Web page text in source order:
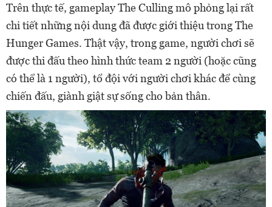
Trên thực tế, gameplay The Culling mô phỏng lại rất
chi tiết những nội dung đã được giới thiệu trong The
Hunger Games. Thật vậy, trong game, người chơi sẽ
được thi đấu theo hình thức team 2 người (hoặc cũng
có thể là 1 người), tổ đội với người chơi khác để cùng
chiến đấu, giành giật sự sống cho bản thân.